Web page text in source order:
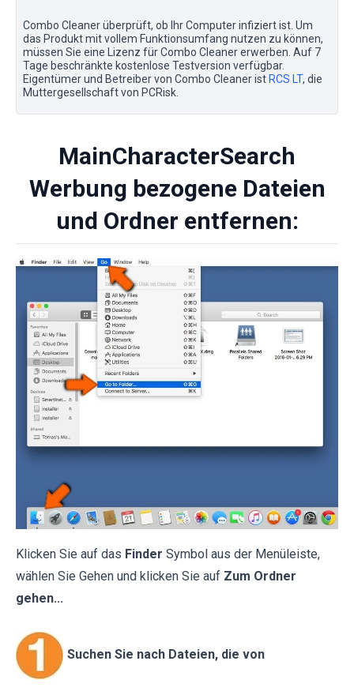
Combo Cleaner überprüft, ob Ihr Computer infiziert ist. Um
das Produkt mit vollem Funktionsumfang nutzen zu können,
müssen Sie eine Lizenz für Combo Cleaner erwerben. Auf 7
Tage beschränkte kostenlose Testversion verfügbar.
Eigentümer und Betreiber von Combo Cleaner ist RCS LT, die
Muttergesellschaft von PCRisk.
MainCharacterSearch
Werbung bezogene Dateien
und Ordner entfernen:
Klicken Sie auf das Finder Symbol aus der Menüleiste,
wählen Sie Gehen und klicken Sie auf Zum Ordner
gehen...
Suchen Sie nach Dateien, die von